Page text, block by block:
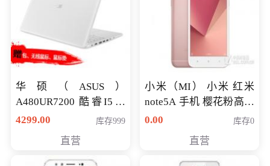
华硕（ASUS）
A480UR7200 酷睿I5超
薄学生办公游戏独显笔
NV930-2G独
4299.00 库存999
直营
小米（MI） 小米 红米
note5A 手机 樱花粉高配
版 全网通(3G+32G)
0.00 库存0
直营